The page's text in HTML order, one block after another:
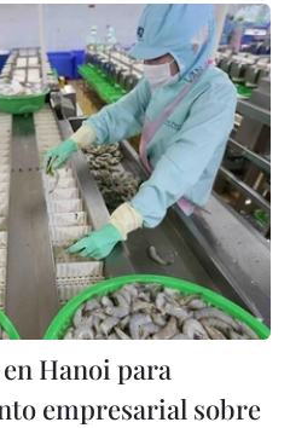
Hanoi para
empresarial sobre